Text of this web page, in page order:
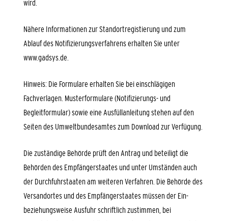
wird.
Nähere Informationen zur Standortregistierung und zum
Ablauf des Notifizierungsverfahrens erhalten Sie unter
www.gadsys.de.
Hinweis: Die Formulare erhalten Sie bei einschlägigen
Fachverlagen. Musterformulare (Notifizierungs- und
Begleitformular) sowie eine Ausfüllanleitung stehen auf den
Seiten des Umweltbundesamtes zum Download zur Verfügung.
Die zuständige Behörde prüft den Antrag und beteiligt die
Behörden des Empfängerstaates und unter Umständen auch
der Durchfuhrstaaten am weiteren Verfahren. Die Behörde des
Versandortes und des Empfängerstaates müssen der Ein-
beziehungsweise Ausfuhr schriftlich zustimmen, bei